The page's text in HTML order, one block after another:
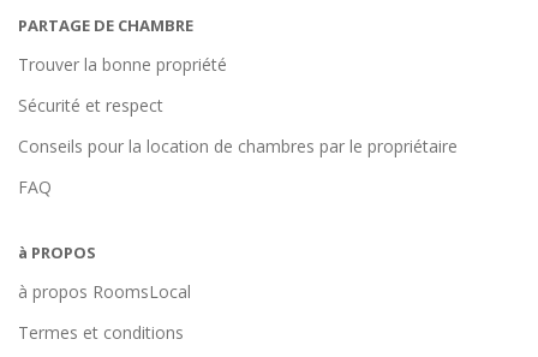
PARTAGE DE CHAMBRE
Trouver la bonne propriété
Sécurité et respect
Conseils pour la location de chambres par le propriétaire
FAQ
à PROPOS
à propos RoomsLocal
Termes et conditions